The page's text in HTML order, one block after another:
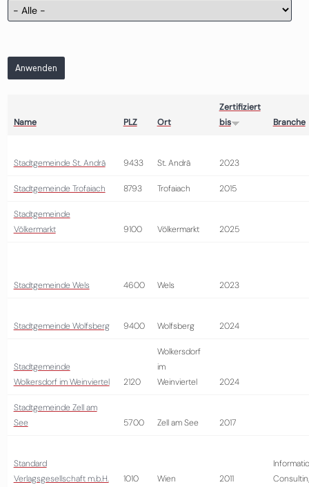
Anwenden
Name PLZ Ort
Zertifiziert
bis
Branche
Stadtgemeinde St. Andrä 9433 St. Andrä 2023
Stadtgemeinde Trofaiach 8793 Trofaiach 2015
Stadtgemeinde
Völkermarkt
9100 Völkermarkt 2025
Stadtgemeinde Wels 4600 Wels 2023
Stadtgemeinde Wolfsberg 9400 Wolfsberg 2024
Stadtgemeinde
Wolkersdorf im Weinviertel
2120
Wolkersdorf
im
Weinviertel
2024
Stadtgemeinde Zell am
See
5700 Zell am See 2017
Standard
Verlagsgesellschaft m.b.H.
1010 Wien 2011